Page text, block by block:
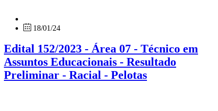
18/01/24
Edital 152/2023 - Área 07 - Técnico em
Assuntos Educacionais - Resultado
Preliminar - Racial - Pelotas